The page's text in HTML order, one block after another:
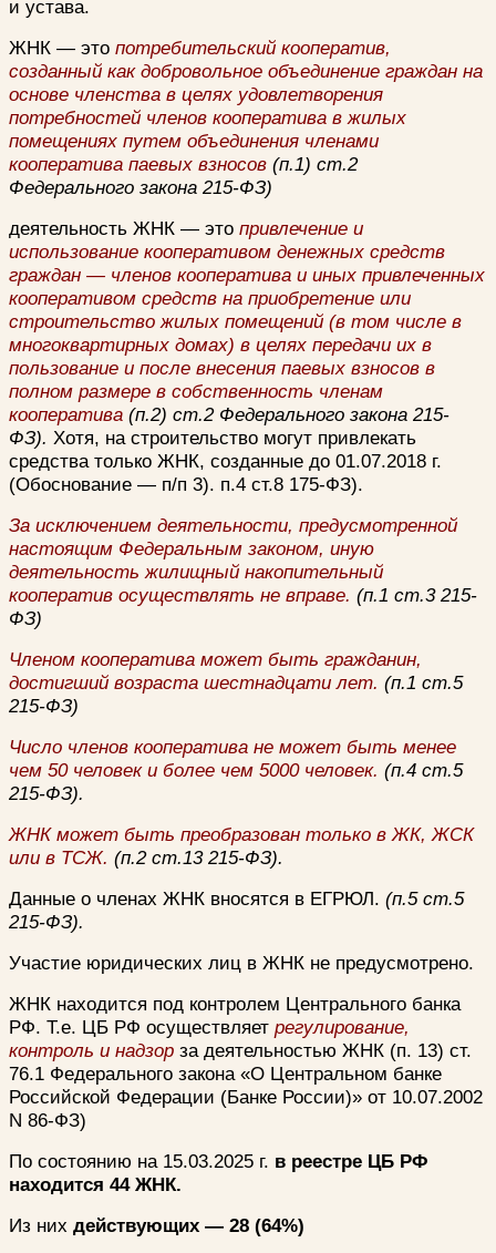
и устава.
ЖНК — это потребительский кооператив,
созданный как добровольное объединение граждан на
основе членства в целях удовлетворения
потребностей членов кооператива в жилых
помещениях путем объединения членами
кооператива паевых взносов (п.1) ст.2
Федерального закона 215-ФЗ)
деятельность ЖНК — это привлечение и
использование кооперативом денежных средств
граждан — членов кооператива и иных привлеченных
кооперативом средств на приобретение или
строительство жилых помещений (в том числе в
многоквартирных домах) в целях передачи их в
пользование и после внесения паевых взносов в
полном размере в собственность членам
кооператива (п.2) ст.2 Федерального закона 215-
ФЗ). Хотя, на строительство могут привлекать
средства только ЖНК, созданные до 01.07.2018 г.
(Обоснование — п/п 3). п.4 ст.8 175-ФЗ).
За исключением деятельности, предусмотренной
настоящим Федеральным законом, иную
деятельность жилищный накопительный
кооператив осуществлять не вправе. (п.1 ст.3 215-
ФЗ)
Членом кооператива может быть гражданин,
достигший возраста шестнадцати лет. (п.1 ст.5
215-ФЗ)
Число членов кооператива не может быть менее
чем 50 человек и более чем 5000 человек. (п.4 ст.5
215-ФЗ).
ЖНК может быть преобразован только в ЖК, ЖСК
или в ТСЖ. (п.2 ст.13 215-ФЗ).
Данные о членах ЖНК вносятся в ЕГРЮЛ. (п.5 ст.5
215-ФЗ).
Участие юридических лиц в ЖНК не предусмотрено.
ЖНК находится под контролем Центрального банка
РФ. Т.е. ЦБ РФ осуществляет регулирование,
контроль и надзор за деятельностью ЖНК (п. 13) ст.
76.1 Федерального закона «О Центральном банке
Российской Федерации (Банке России)» от 10.07.2002
N 86-ФЗ)
По состоянию на 15.03.2025 г. в реестре ЦБ РФ
находится 44 ЖНК.
Из них действующих — 28 (64%)